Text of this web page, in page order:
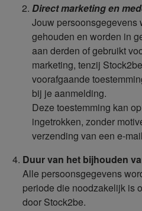
Direct marketing en
Jouw persoonsgegevens
gehouden en worden in
aan derden of gebruikt
marketing, tenzij
voorafgaande
bij je aanmelding.
Deze toestemming kan
ingetrokken, zonder
verzending van een e-
Duur van het bijhouden
Alle persoonsgegevens
periode die noodzakelijk is
door Stock2be.